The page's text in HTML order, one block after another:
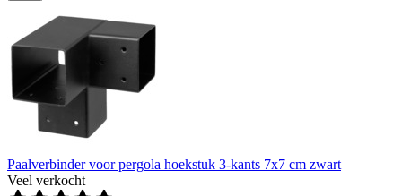
Paalverbinder voor pergola hoekstuk 3-kants 7x7 cm zwart
Veel verkocht